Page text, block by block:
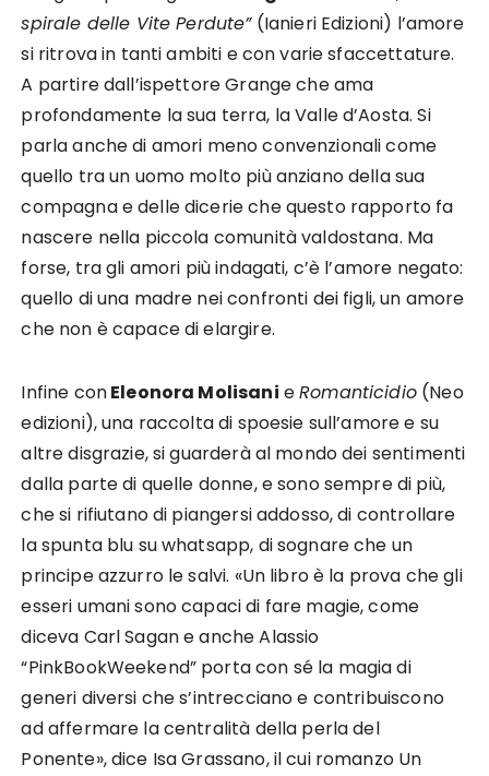
spirale delle Vite Perdute”(Ianieri Edizioni) l’amore
si ritrova in tanti ambiti e con varie sfaccettature.
A partire dall’ispettore Grange che ama
profondamente la sua terra, la Valle d’Aosta. Si
parla anche di amori meno convenzionali come
quello tra un uomo molto più anziano della sua
compagna e delle dicerie che questo rapporto fa
nascere nella piccola comunità valdostana. Ma
forse, tra gli amori più indagati, c’è l’amore negato:
quello di una madre nei confronti dei figli, un amore
che non è capace di elargire.
Infine conEleonora Molisani eRomanticidio(Neo
edizioni), una raccolta di spoesie sull’amore e su
altre disgrazie, si guarderà al mondo dei sentimenti
dalla parte di quelle donne, e sono sempre di più,
che si rifiutano di piangersi addosso, di controllare
la spunta blu su whatsapp, di sognare che un
principe azzurro le salvi. «Un libro è la prova che gli
esseri umani sono capaci di fare magie, come
diceva Carl Sagan e anche Alassio
“PinkBookWeekend” porta con sé la magia di
generi diversi che s’intrecciano e contribuiscono
ad affermare la centralità della perla del
Ponente», dice Isa Grassano, il cui romanzo Un